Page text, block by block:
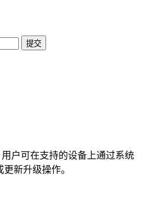
户可在支持的设备上通过系统
新升级操作。